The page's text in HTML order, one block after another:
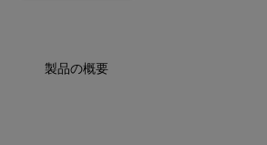
製品の概要